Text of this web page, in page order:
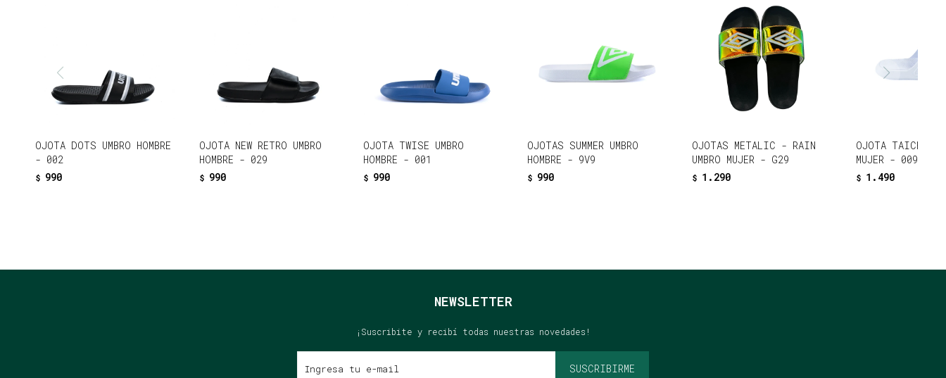
OJOTA DOTS UMBRO HOMBRE
- 002
$ 990
OJOTA NEW RETRO UMBRO
HOMBRE - 029
$ 990
OJOTA TWISE UMBRO
HOMBRE - 001
$ 990
OJOTAS SUMMER UMBRO
HOMBRE - 9V9
$ 990
OJOTAS METALIC - RAIN
UMBRO MUJER - G29
$ 1.290
OJOTA TAICHI
MUJER - 009
$ 1.490
NEWSLETTER
¡Suscribite y recibí todas nuestras novedades!
SUSCRIBIRME